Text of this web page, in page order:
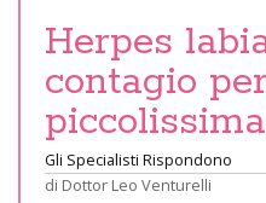
Herpes
contagio
piccolissima
Gli Specialisti Rispondono
di Dottor Leo Venturelli